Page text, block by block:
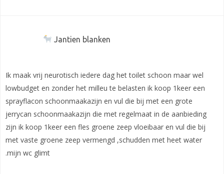
Jantien blanken
Ik maak vrij neurotisch iedere dag het toilet schoon maar wel
lowbudget en zonder het milleu te belasten ik koop 1keer een
sprayflacon schoonmaakazijn en vul die bij met een grote
jerrycan schoonmaakazijn die met regelmaat in de aanbieding
zijn ik koop 1keer een fles groene zeep vloeibaar en vul die bij
met vaste groene zeep vermengd ,schudden met heet water
.mijn wc glimt